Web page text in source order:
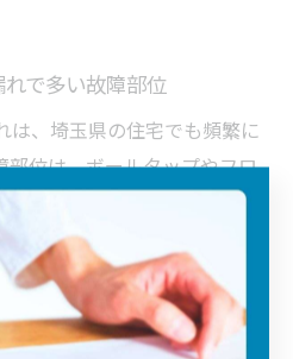
で多い故障部位
は、埼玉県の住宅でも頻繁に
部位は、ボールタップやフロ
管です。これらは経年劣化
具合を起こしやすく、特に
注意が必要です。例えば、ボ
くと、水が止まらずタンク外
。早期発見・修理が再発防止